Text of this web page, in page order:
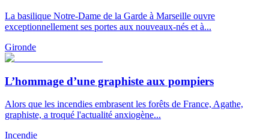
La basilique Notre-Dame de la Garde à Marseille ouvre
exceptionnellement ses portes aux nouveaux-nés et à...
Gironde
L’hommage d’une graphiste aux pompiers
Alors que les incendies embrasent les forêts de France, Agathe,
graphiste, a troqué l'actualité anxiogène...
Incendie